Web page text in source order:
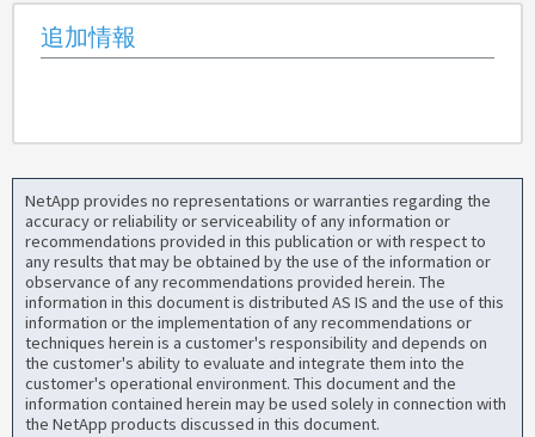
追加情報
NetApp provides no representations or warranties regarding the
accuracy or reliability or serviceability of any information or
recommendations provided in this publication or with respect to
any results that may be obtained by the use of the information or
observance of any recommendations provided herein. The
information in this document is distributed AS IS and the use of this
information or the implementation of any recommendations or
techniques herein is a customer's responsibility and depends on
the customer's ability to evaluate and integrate them into the
customer's operational environment. This document and the
information contained herein may be used solely in connection with
the NetApp products discussed in this document.